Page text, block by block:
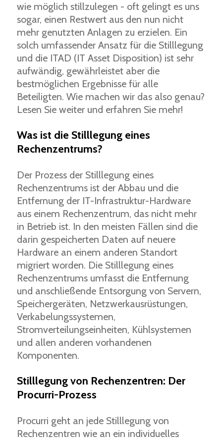
wie möglich stillzulegen - oft gelingt es uns
sogar, einen Restwert aus den nun nicht
mehr genutzten Anlagen zu erzielen. Ein
solch umfassender Ansatz für die Stilllegung
und die ITAD (IT Asset Disposition) ist sehr
aufwändig, gewährleistet aber die
bestmöglichen Ergebnisse für alle
Beteiligten. Wie machen wir das also genau?
Lesen Sie weiter und erfahren Sie mehr!
Was ist die Stilllegung eines
Rechenzentrums?
Der Prozess der Stilllegung eines
Rechenzentrums ist der Abbau und die
Entfernung der IT-Infrastruktur-Hardware
aus einem Rechenzentrum, das nicht mehr
in Betrieb ist. In den meisten Fällen sind die
darin gespeicherten Daten auf neuere
Hardware an einem anderen Standort
migriert worden. Die Stilllegung eines
Rechenzentrums umfasst die Entfernung
und anschließende Entsorgung von Servern,
Speichergeräten, Netzwerkausrüstungen,
Verkabelungssystemen,
Stromverteilungseinheiten, Kühlsystemen
und allen anderen vorhandenen
Komponenten.
Stilllegung von Rechenzentren: Der
Procurri-Prozess
Procurri geht an jede Stilllegung von
Rechenzentren wie an ein individuelles